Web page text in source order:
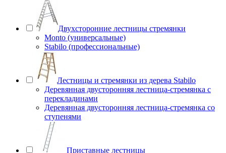
Двухсторонние лестницы стремянки
Monto (универсальные)
Stabilo (профессиональные)
Лестницы и стремянки из дерева Stabilo
Деревянная двусторонняя лестница-стремянка с
перекладинами
Деревянная двусторонняя лестница-стремянка со
ступенями
Приставные лестницы